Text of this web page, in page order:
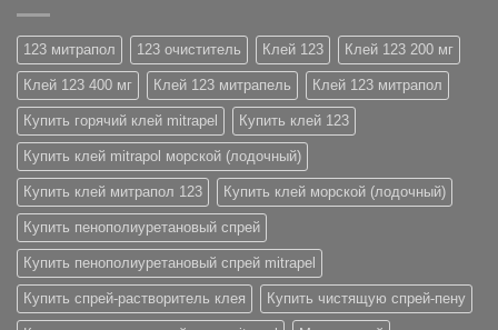
123 митрапол 123 очиститель Клей 123 Клей 123 200 мг
Клей 123 400 мг Клей 123 митрапель Клей 123 митрапол
Купить горячий клей mitrapel Купить клей 123
Купить клей mitrapol морской (лодочный)
Купить клей митрапол 123 Купить клей морской (лодочный)
Купить пенополиуретановый спрей
Купить пенополиуретановый спрей mitrapel
Купить спрей-растворитель клея Купить чистящую спрей-пену